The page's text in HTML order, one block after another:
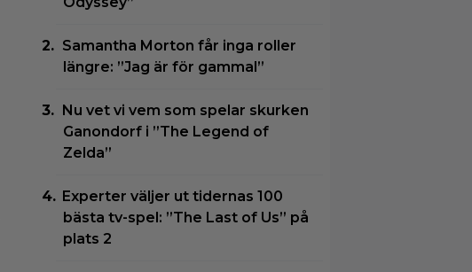
Samantha Morton får inga roller
längre: ”Jag är för gammal”
Nu vet vi vem som spelar skurken
Ganondorf i ”The Legend of
Zelda”
Experter väljer ut tidernas 100
bästa tv-spel: ”The Last of Us” på
plats 2